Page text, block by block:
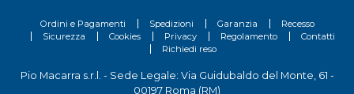
Ordini e Pagamenti Spedizioni Garanzia
Recesso
Sicurezza
Cookies Privacy Regolamento
Contatti
Richiedi reso
Pio Macarra s.r.l. - Sede Legale: Via Guidubaldo del Monte, 61 -
00197 Roma (RM)